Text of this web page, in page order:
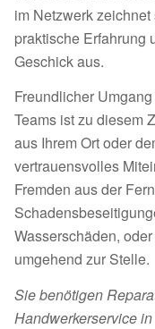
im Netzwerk
praktische Erfahrung
Geschick aus.
Freundlicher
Teams ist zu diesem
aus Ihrem Ort oder
vertrauensvolles
Fremden aus der
Wasserschäden,
umgehend zur Stelle.
Sie benötigen
Handwerkerservice